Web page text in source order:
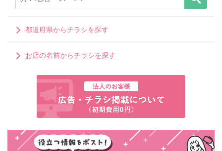
都道府県からチラシを探す
お店の名前からチラシを探す